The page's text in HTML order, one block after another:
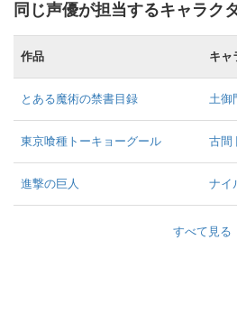
同じ声優が担当するキャラク
作品 キャ
とある魔術の禁書目録 土御
東京喰種トーキョーグール 古間
進撃の巨人 ナイ
すべて見る